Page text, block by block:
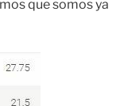
que somos ya